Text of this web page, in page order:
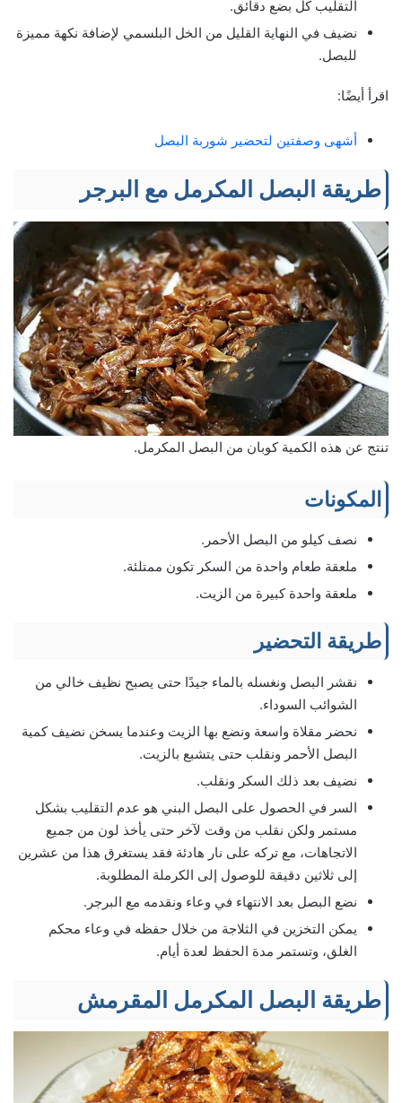
التقليب كل بضع دقائق.
نضيف في النهاية القليل من الخل البلسمي لإضافة نكهة مميزة
للبصل.
اقرأ أيضًا:
أشهى وصفتين لتحضير شوربة البصل
طريقة البصل المكرمل مع البرجر
تنتج عن هذه الكمية كوبان من البصل المكرمل.
المكونات
نصف كيلو من البصل الأحمر.
ملعقة طعام واحدة من السكر تكون ممتلئة.
ملعقة واحدة كبيرة من الزيت.
طريقة التحضير
نقشر البصل ونغسله بالماء جيدًا حتى يصبح نظيف خالي من
الشوائب السوداء.
نحضر مقلاة واسعة ونضع بها الزيت وعندما يسخن نضيف كمية
البصل الأحمر ونقلب حتى يتشبع بالزيت.
نضيف بعد ذلك السكر ونقلب.
السر في الحصول على البصل البني هو عدم التقليب بشكل
مستمر ولكن نقلب من وقت لآخر حتى يأخذ لون من جميع
الاتجاهات، مع تركه على نار هادئة فقد يستغرق هذا من عشرين
إلى ثلاثين دقيقة للوصول إلى الكرملة المطلوبة.
نضع البصل بعد الانتهاء في وعاء ونقدمه مع البرجر.
يمكن التخزين في الثلاجة من خلال حفظه في وعاء محكم
الغلق، وتستمر مدة الحفظ لعدة أيام.
طريقة البصل المكرمل المقرمش